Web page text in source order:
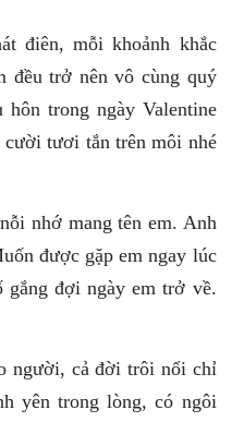
điên, mỗi khoảnh khắc
đều trở nên vô cùng quý
trong ngày Valentine
tươi tắn trên môi nhé
nhớ mang tên em. Anh
được gặp em ngay lúc
gắng đợi ngày em trở về.
người, cả đời trôi nổi chỉ
yên trong lòng, có ngôi